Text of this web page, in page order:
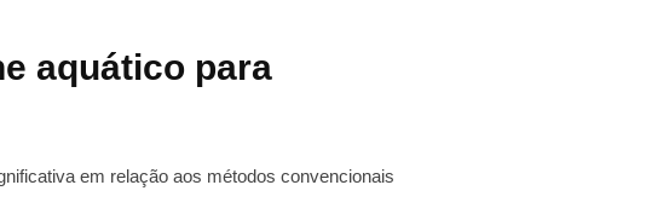
aquático para
em relação aos métodos convencionais